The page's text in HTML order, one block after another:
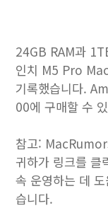
24GB RAM과
인치 M5 Pro
기록했습니다.
00에 구매할 수
참고:
귀하가 링크를 클
속 운영하는 데
습니다.